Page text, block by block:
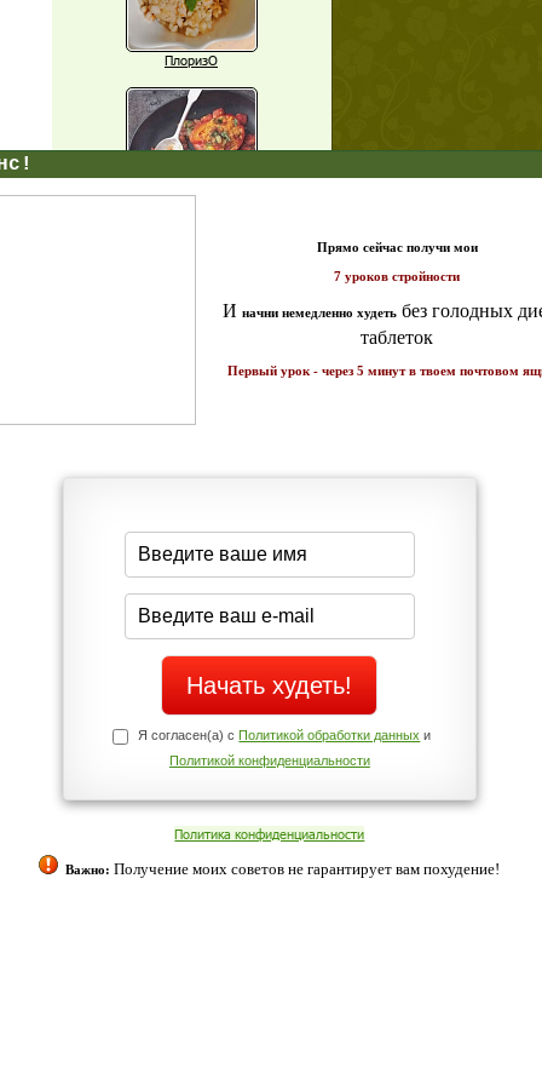
ПлоризО
Еще рецепты
Проверь себя
середине дня?
Телефоны службы поддержки
+7 (909) 421-77-27
cookies. Оставаясь с нами, вы соглашаетесь с нашей
Согласен